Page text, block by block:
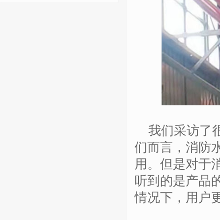
我们采访了
们而言，消防
用。但是对于
听到的是产品
情况下，用户